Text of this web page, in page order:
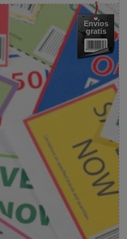
Envíos
gratis